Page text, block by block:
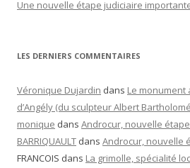
Une nouvelle étape judiciaire
LES DERNIERS COMMENTAIRES
Véronique Dujardin dans Le monument
d’Angély (du sculpteur Albert
monique dans Androcur, nouvelle
BARRIQUAULT dans Androcur, nouvelle
FRANCOIS dans La grimolle, spécialité